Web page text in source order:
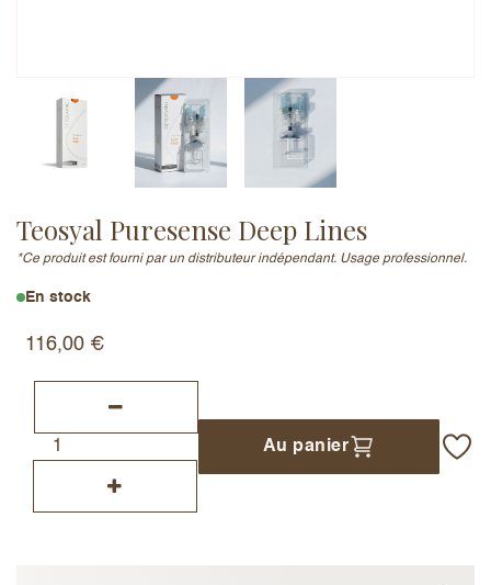
Teosyal Puresense Deep Lines
*Ce produit est fourni par un distributeur indépendant. Usage professionnel.
En stock
116,00 €
Au panier
Ajouter un avis
J’accepte les